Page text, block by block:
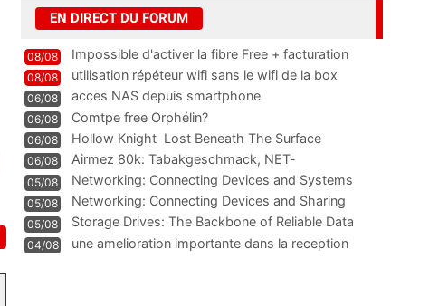
EN DIRECT DU FORUM
08/08
Impossible d'activer la fibre Free + facturation
résiliation
08/08 utilisation répéteur wifi sans le wifi de la box
06/08 acces NAS depuis smartphone
06/08 Comtpe free Orphélin?
06/08 Hollow Knight  Lost Beneath The Surface
06/08
Airmez 80k: Tabakgeschmack, NET-
Technologie und Leistung im
05/08 Networking: Connecting Devices and Systems
05/08
Networking: Connecting Devices and Sharing
Information
05/08
Storage Drives: The Backbone of Reliable Data
Management
04/08
une amelioration importante dans la reception